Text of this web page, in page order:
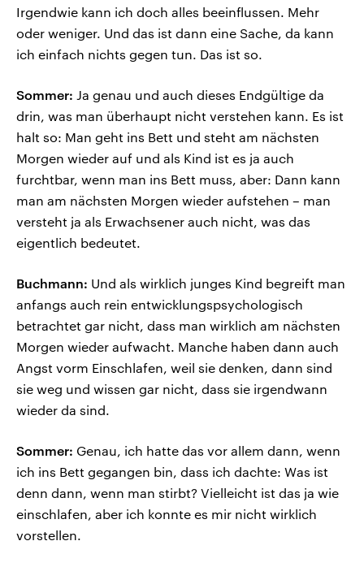
Irgendwie kann ich doch alles beeinflussen. Mehr
oder weniger. Und das ist dann eine Sache, da kann
ich einfach nichts gegen tun. Das ist so.
Sommer: Ja genau und auch dieses Endgültige da
drin, was man überhaupt nicht verstehen kann. Es ist
halt so: Man geht ins Bett und steht am nächsten
Morgen wieder auf und als Kind ist es ja auch
furchtbar, wenn man ins Bett muss, aber: Dann kann
man am nächsten Morgen wieder aufstehen – man
versteht ja als Erwachsener auch nicht, was das
eigentlich bedeutet.
Buchmann: Und als wirklich junges Kind begreift man
anfangs auch rein entwicklungspsychologisch
betrachtet gar nicht, dass man wirklich am nächsten
Morgen wieder aufwacht. Manche haben dann auch
Angst vorm Einschlafen, weil sie denken, dann sind
sie weg und wissen gar nicht, dass sie irgendwann
wieder da sind.
Sommer: Genau, ich hatte das vor allem dann, wenn
ich ins Bett gegangen bin, dass ich dachte: Was ist
denn dann, wenn man stirbt? Vielleicht ist das ja wie
einschlafen, aber ich konnte es mir nicht wirklich
vorstellen.